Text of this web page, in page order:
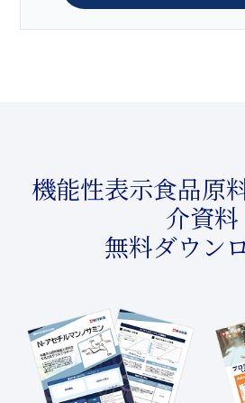
機能性表示食品原
介資料
無料ダウン